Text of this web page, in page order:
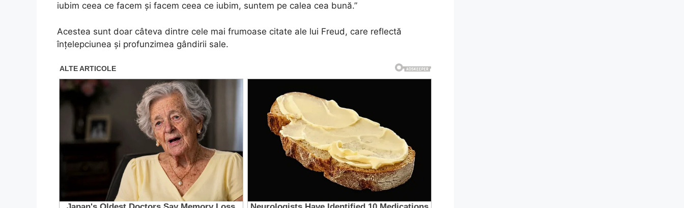
iubim ceea ce facem și facem ceea ce iubim, suntem pe calea cea bună.”
Acestea sunt doar câteva dintre cele mai frumoase citate ale lui Freud, care reflectă
înțelepciunea și profunzimea gândirii sale.